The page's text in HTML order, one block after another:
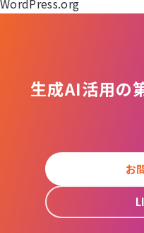
ン
WordPress.org
生成AI活用の
お